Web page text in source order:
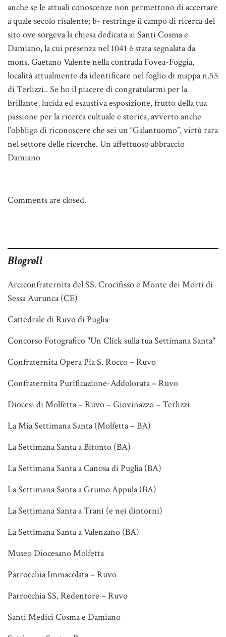
anche se le attuali conoscenze non permettono di accertare
a quale secolo risalente; b- restringe il campo di ricerca del
sito ove sorgeva la chiesa dedicata ai Santi Cosma e
Damiano, la cui presenza nel 1041 è stata segnalata da
mons. Gaetano Valente nella contrada Fovea-Foggia,
località attualmente da identificare nel foglio di mappa n.55
di Terlizzi.. Se ho il piacere di congratularmi per la
brillante, lucida ed esaustiva esposizione, frutto della tua
passione per la ricerca cultuale e storica, avverto anche
l’obbligo di riconoscere che sei un “Galantuomo”, virtù rara
nel settore delle ricerche. Un affettuoso abbraccio
Damiano
Comments are closed.
Blogroll
Arciconfraternita del SS. Crocifisso e Monte dei Morti di
Sessa Aurunca (CE)
Cattedrale di Ruvo di Puglia
Concorso Fotografico "Un Click sulla tua Settimana Santa"
Confraternita Opera Pia S. Rocco – Ruvo
Confraternita Purificazione-Addolorata – Ruvo
Diocesi di Molfetta – Ruvo – Giovinazzo – Terlizzi
La Mia Settimana Santa (Molfetta – BA)
La Settimana Santa a Bitonto (BA)
La Settimana Santa a Canosa di Puglia (BA)
La Settimana Santa a Grumo Appula (BA)
La Settimana Santa a Trani (e nei dintorni)
La Settimana Santa a Valenzano (BA)
Museo Diocesano Molfetta
Parrocchia Immacolata – Ruvo
Parrocchia SS. Redentore – Ruvo
Santi Medici Cosma e Damiano